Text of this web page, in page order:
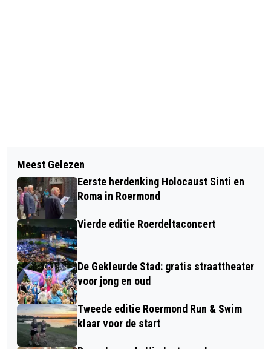
NEDERLANDSE BEDRIJVEN BLIJVEN
HANGEN IN AI-EXPERIMENTEN
UITDAGENDE OEFENINGEN VOOR DE
BRANDWEER
Meest Gelezen
Eerste herdenking Holocaust Sinti en
Roma in Roermond
Vierde editie Roerdeltaconcert
De Gekleurde Stad: gratis straattheater
voor jong en oud
Tweede editie Roermond Run & Swim
klaar voor de start